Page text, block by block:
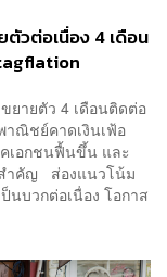
ตัวต่อเนื่อง 4 เดือน
ยายตัว 4 เดือนติดต่อ
าณิชย์คาดเงินเฟ้อ
เอกชนฟื้นขึ้น และ
ำคัญ ส่องแนวโน้ม
นบวกต่อเนื่อง โอกาส